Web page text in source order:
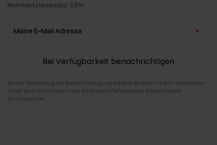
Mehrwertsteuersatz: 19%
Meine E-Mail Adresse
Bei Verfügbarkeit benachrichtigen
Mit der Aktivierung der Benachrichtigung erklärst du dich mit dem einmaligen
Erhalt einer Information über die erneute Verfügbarkeit dieses Artikels
einverstanden.